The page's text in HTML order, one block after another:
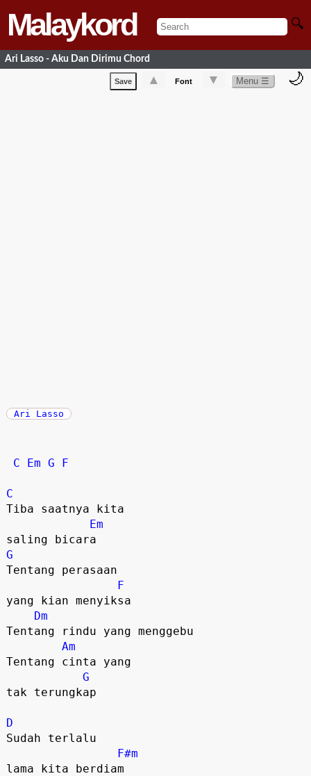
Malaykord 🔍
Ari Lasso - Aku Dan Dirimu Chord
Save ▲ Font ▼ Menu ☰ 🌙
Ari Lasso
C Em G F
C
Tiba saatnya kita
Em
G
Tentang perasaan
F
yang kian menyiksa
Dm
Tentang rindu yang menggebu
Am
Tentang cinta yang
G
tak terungkap
D
Sudah terlalu
F#m
lama kita berdiam